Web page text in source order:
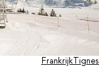
FrankrijkTignes